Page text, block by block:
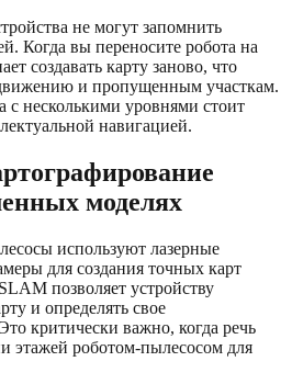
не могут запомнить
Когда вы переносите робота на
создавать карту заново, что
и пропущенным участкам.
несколькими уровнями стоит
навигацией.
моделях
используют лазерные
для создания точных карт
позволяет устройству
и определять свое
критически важно, когда речь
этажей роботом-пылесосом для